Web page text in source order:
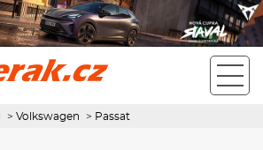
R-Line People 2,0 TSI 195
> Volkswagen > Passat